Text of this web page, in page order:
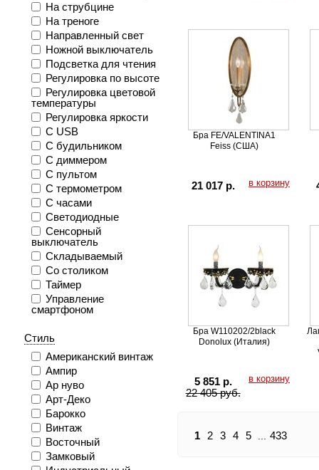
На струбцине
На треноге
Направленный свет
Ножной выключатель
Подсветка для чтения
Регулировка по высоте
Регулировка цветовой
температуры
Регулировка яркости
С USB
С будильником
С диммером
С пультом
С термометром
С часами
Светодиодные
Сенсорный
выключатель
Складываемый
Со столиком
Таймер
Управление
смартфоном
Стиль
Американский винтаж
Ампир
Ар нуво
Арт-Деко
Барокко
Винтаж
Восточный
Замковый
Бра FE/VALENTINA1
Feiss (США)
21 017 р. в корзину
Бра W110202/2black
Donolux (Италия)
5 851 р.
22 405 руб.
в корзину
1 2 3 4 5 433